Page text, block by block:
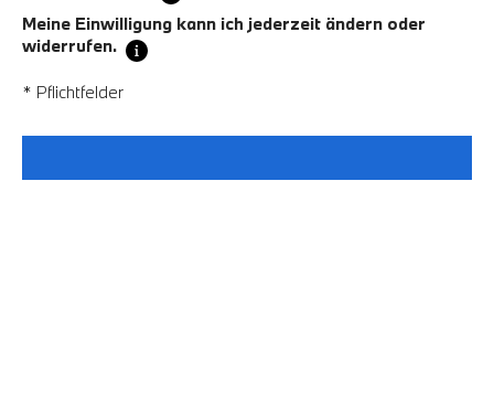
Meine Einwilligung kann ich jederzeit ändern oder
widerrufen.
* Pflichtfelder